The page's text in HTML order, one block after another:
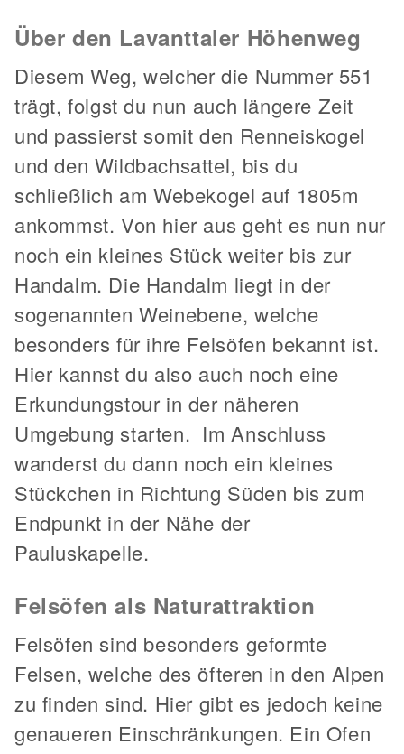
Über den Lavanttaler Höhenweg
Diesem Weg, welcher die Nummer 551
trägt, folgst du nun auch längere Zeit
und passierst somit den Renneiskogel
und den Wildbachsattel, bis du
schließlich am Webekogel auf 1805m
ankommst. Von hier aus geht es nun nur
noch ein kleines Stück weiter bis zur
Handalm. Die Handalm liegt in der
sogenannten Weinebene, welche
besonders für ihre Felsöfen bekannt ist.
Hier kannst du also auch noch eine
Erkundungstour in der näheren
Umgebung starten. Im Anschluss
wanderst du dann noch ein kleines
Stückchen in Richtung Süden bis zum
Endpunkt in der Nähe der
Pauluskapelle.
Felsöfen als Naturattraktion
Felsöfen sind besonders geformte
Felsen, welche des öfteren in den Alpen
zu finden sind. Hier gibt es jedoch keine
genaueren Einschränkungen. Ein Ofen